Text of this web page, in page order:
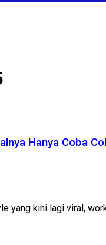
Hanya Coba
yang kini lagi viral,